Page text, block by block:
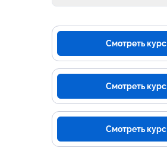
Смотреть курс
Смотреть курс
Смотреть курс